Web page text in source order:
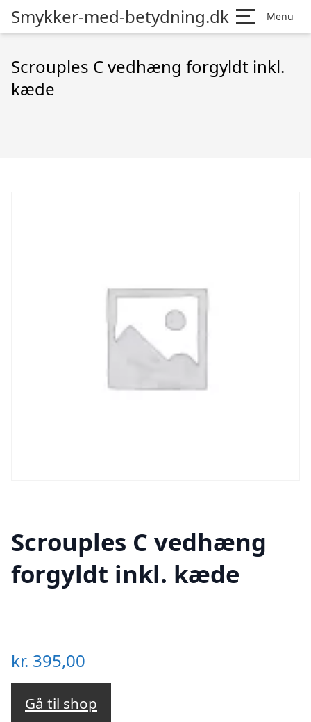
Smykker-med-betydning.dk Menu
Scrouples C vedhæng forgyldt inkl.
kæde
Scrouples C vedhæng
forgyldt inkl. kæde
kr. 395,00
Gå til shop